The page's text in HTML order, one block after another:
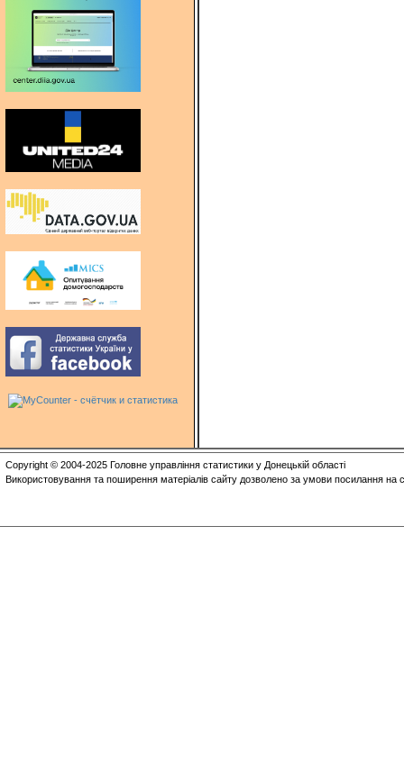
Copyright © 2004-2025 Головне управління статистики у Донецькій області
Використовування та поширення матеріалів сайту дозволено за умови посилання на